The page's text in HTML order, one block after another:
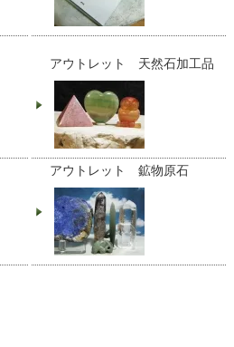
アウトレット 天然石加工品
アウトレット 鉱物原石